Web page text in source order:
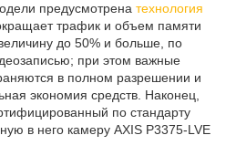
предусмотрена технология
трафик и объем памяти
до 50% и больше, по
при этом важные
в полном разрешении и
экономия средств. Наконец,
по стандарту
в него камеру AXIS P3375-LVE